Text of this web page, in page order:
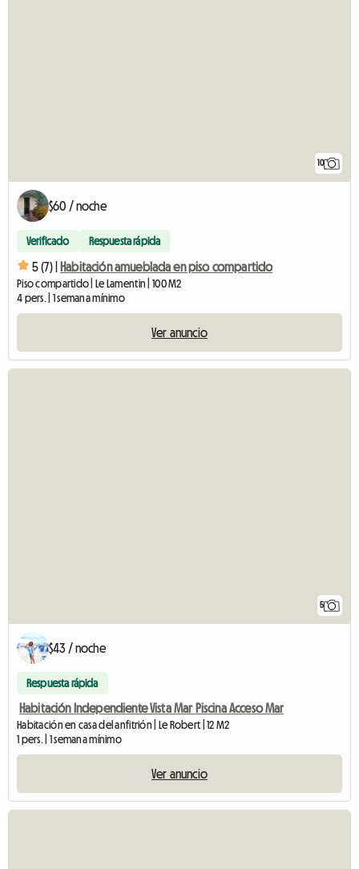
10
$60 / noche
Verificado Respuesta rápida
5 (7) | Habitación amueblada en piso compartido
Piso compartido | Le Lamentin | 100 M2
4 pers. | 1 semana mínimo
Ver anuncio
5
$43 / noche
Respuesta rápida
Habitación Independiente Vista Mar Piscina Acceso Mar
Habitación en casa del anfitrión | Le Robert | 12 M2
1 pers. | 1 semana mínimo
Ver anuncio